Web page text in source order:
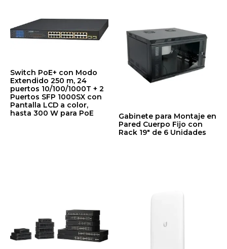
Switch PoE+ con Modo
Extendido 250 m, 24
puertos 10/100/1000T + 2
Puertos SFP 1000SX con
Pantalla LCD a color,
hasta 300 W para PoE
Gabinete para Montaje en
Pared Cuerpo Fijo con
Rack 19″ de 6 Unidades